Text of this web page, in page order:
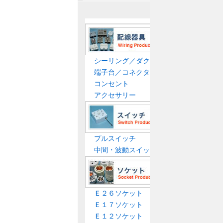
シーリング／ダクトプラグ
端子台／コネクター
コンセント
アクセサリー
プルスイッチ
中間・波動スイッチ
Ｅ２６ソケット
Ｅ１７ソケット
Ｅ１２ソケット